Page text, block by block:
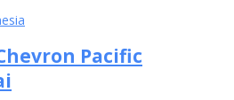
Pacific